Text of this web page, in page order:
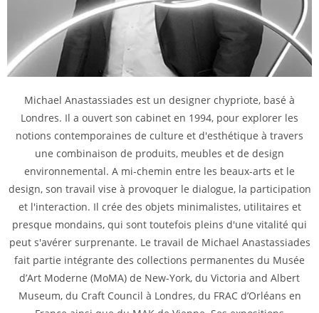
Michael Anastassiades est un designer chypriote, basé à
Londres. Il a ouvert son cabinet en 1994, pour explorer les
notions contemporaines de culture et d'esthétique à travers
une combinaison de produits, meubles et de design
environnemental. A mi-chemin entre les beaux-arts et le
design, son travail vise à provoquer le dialogue, la participation
et l'interaction. Il crée des objets minimalistes, utilitaires et
presque mondains, qui sont toutefois pleins d'une vitalité qui
peut s'avérer surprenante. Le travail de Michael Anastassiades
fait partie intégrante des collections permanentes du Musée
d’Art Moderne (MoMA) de New-York, du Victoria and Albert
Museum, du Craft Council à Londres, du FRAC d’Orléans en